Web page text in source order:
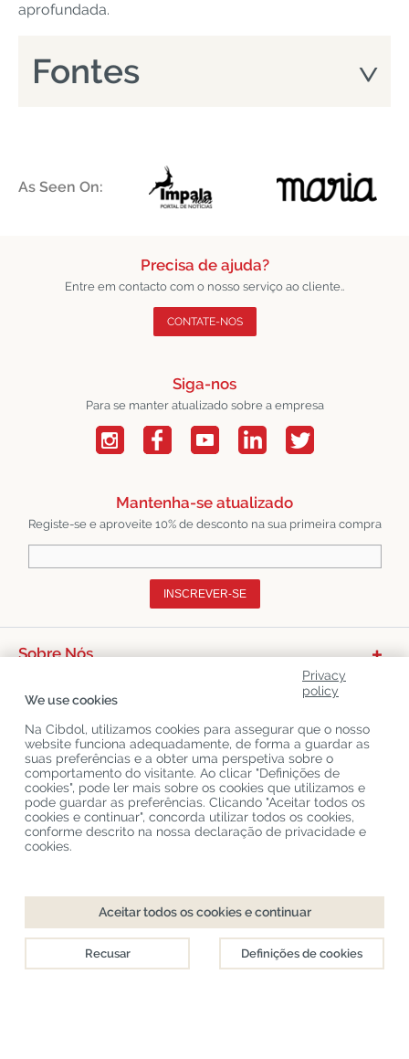
aprofundada.
Fontes
As Seen On:
Precisa de ajuda?
Entre em contacto com o nosso serviço ao cliente..
CONTATE-NOS
Siga-nos
Para se manter atualizado sobre a empresa
Mantenha-se atualizado
Registe-se e aproveite 10% de desconto na sua primeira compra
INSCREVER-SE
Sobre Nós
Últimos Blogs CBD
Privacy
policy
We use cookies
Na Cibdol, utilizamos cookies para assegurar que o nosso
website funciona adequadamente, de forma a guardar as
suas preferências e a obter uma perspetiva sobre o
comportamento do visitante. Ao clicar "Definições de
cookies", pode ler mais sobre os cookies que utilizamos e
pode guardar as preferências. Clicando "Aceitar todos os
cookies e continuar", concorda utilizar todos os cookies,
conforme descrito na nossa declaração de privacidade e
cookies.
Aceitar todos os cookies e continuar
Recusar Definições de cookies
Copyright©CibdolLast updated 06-08-2026
Cibdol bv, Handelsweg 1a, 5492NL Sint-Oedenrode, the Netherlands
KvK: 76495035 VAT: NL860644923B01